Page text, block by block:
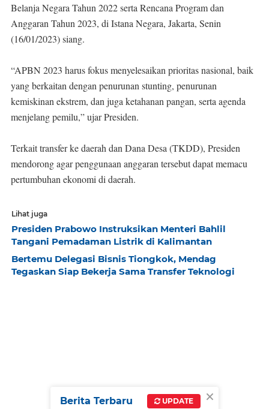
Belanja Negara Tahun 2022 serta Rencana Program dan
Anggaran Tahun 2023, di Istana Negara, Jakarta, Senin
(16/01/2023) siang.
“APBN 2023 harus fokus menyelesaikan prioritas nasional, baik
yang berkaitan dengan penurunan stunting, penurunan
kemiskinan ekstrem, dan juga ketahanan pangan, serta agenda
menjelang pemilu,” ujar Presiden.
Terkait transfer ke daerah dan Dana Desa (TKDD), Presiden
mendorong agar penggunaan anggaran tersebut dapat memacu
pertumbuhan ekonomi di daerah.
Lihat juga
Presiden Prabowo Instruksikan Menteri Bahlil
Tangani Pemadaman Listrik di Kalimantan
Bertemu Delegasi Bisnis Tiongkok, Mendag
Tegaskan Siap Bekerja Sama Transfer Teknologi
×
Berita Terbaru UPDATE